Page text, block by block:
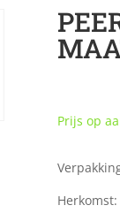
Prijs op